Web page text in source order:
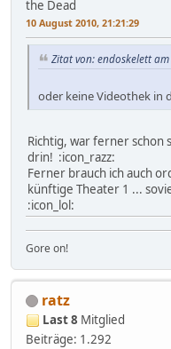
the Dead
10 August 2010, 21:21:29
Zitat von: endoskelett am
oder keine Videothek in
Richtig, war ferner schon
drin! :icon_razz:
Ferner brauch ich auch
künftige Theater 1 ...
:icon_lol:
Gore on!
ratz
Last 8 Mitglied
Beiträge: 1.292